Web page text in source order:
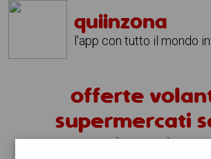
quiinzona
l'app con tutto il mondo
offerte
supermercati
caterina